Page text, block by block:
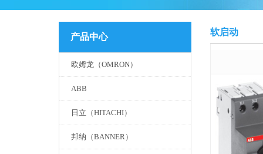
产品中心
欧姆龙（OMRON）
ABB
日立（HITACHI）
邦纳（BANNER）
软启动